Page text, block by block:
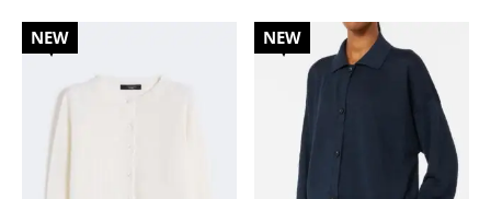
20%
NEW 30%
NEW